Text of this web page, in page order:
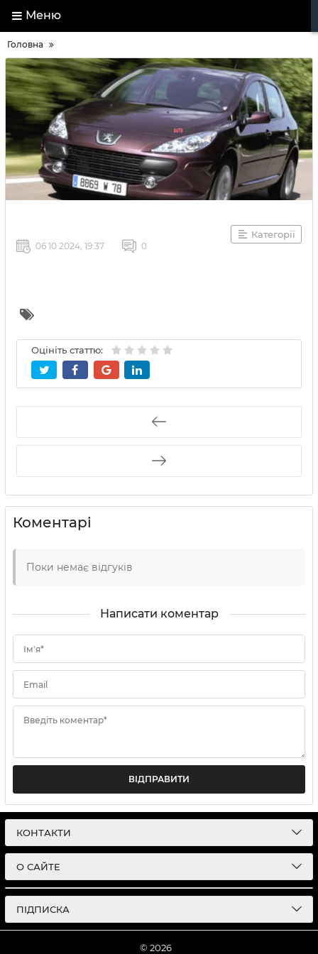
Меню
Головна
Категорії
06 10 2024, 19:37 0
Оцініть статтю:
Коментарі
Поки немає відгуків
Написати коментар
Ім'я*
Email
Введіть коментар*
ВІДПРАВИТИ
КОНТАКТИ
О САЙТЕ
ПІДПИСКА
© 2026